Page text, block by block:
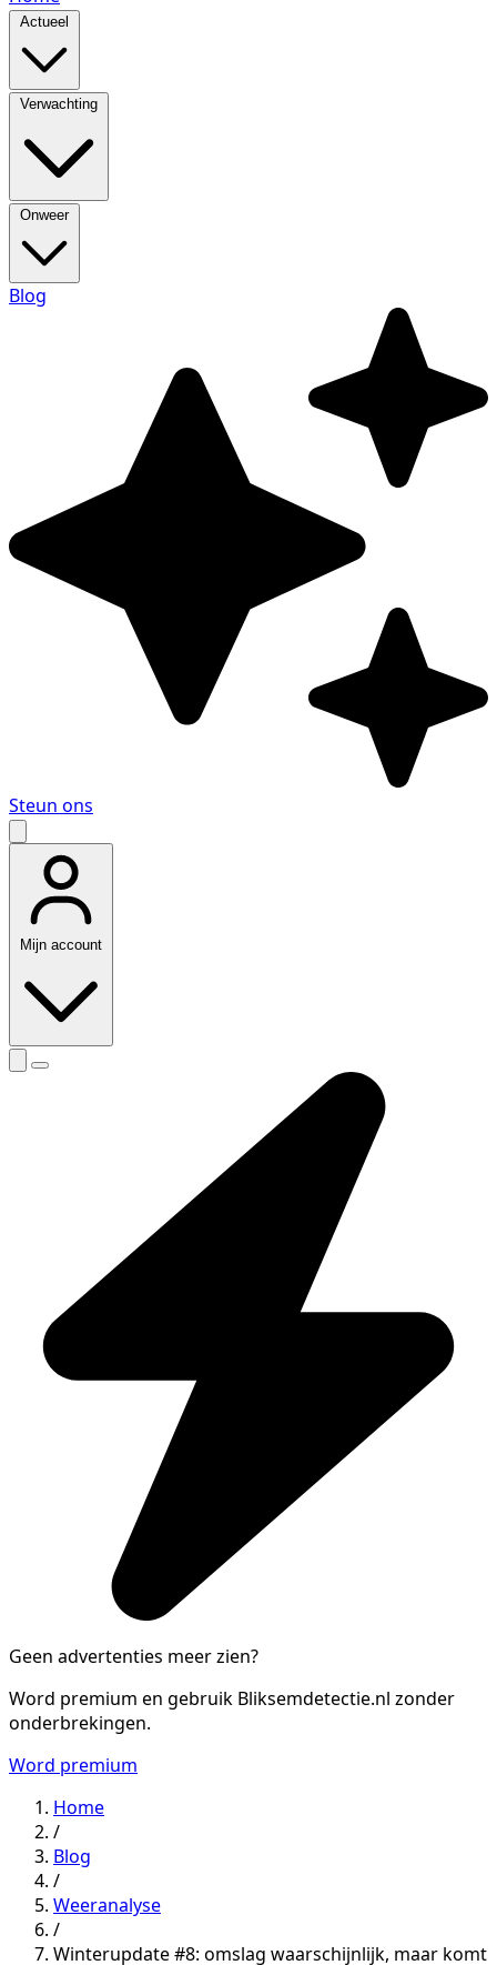
Actueel
Verwachting
Onweer
Blog
Steun ons
Mijn account
Geen advertenties meer zien?
Word premium en gebruik Bliksemdetectie.nl zonder
onderbrekingen.
Word premium
Home
/
Blog
/
Weeranalyse
/
Winterupdate #8: omslag waarschijnlijk, maar komt